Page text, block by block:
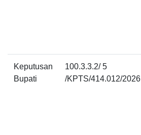
Keputusan
Bupati
100.3.3.2/ 5
/KPTS/414.012/2026